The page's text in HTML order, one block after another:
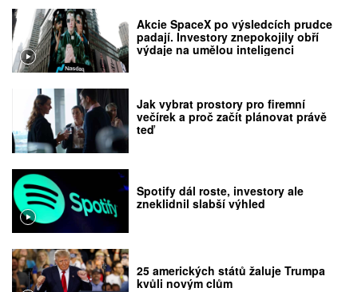
Akcie SpaceX po výsledcích prudce
padají. Investory znepokojily obří
výdaje na umělou inteligenci
Jak vybrat prostory pro firemní
večírek a proč začít plánovat právě
teď
Spotify dál roste, investory ale
zneklidnil slabší výhled
25 amerických států žaluje Trumpa
kvůli novým clům